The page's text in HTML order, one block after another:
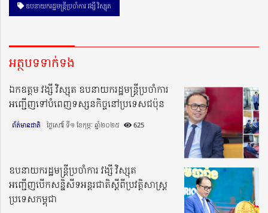
ឧបនាយករដ្ឋមន្ក្រីប្រចាំការ វង្សី វិស្សុត
អត្ថបទទាក់ទង
ឯកឧត្តម វង្សី វិស្សុត ឧបនាយករដ្ឋមន្ត្រីប្រចាំការ
អញ្ជើញទៅបំពេញទស្សនកិច្ចនៅប្រទេសជប៉ុន
ព័ត៌មានជាតិ ថ្ងៃសៅរ៍ ទី១ ខែកុម្ភៈ ឆ្នាំ២០២៥​ 625
ឧបនាយករដ្ឋមន្ត្រីប្រចាំការ វង្សី វិស្សុត
អញ្ជើញបើកសន្និសីទអន្តរជាតិស្តីពីប្រវត្តិសាស្ត្រ
ប្រទេសកម្ពុជា